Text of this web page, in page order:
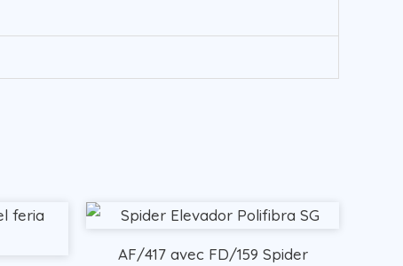
AF/417 avec FD/159 Spider